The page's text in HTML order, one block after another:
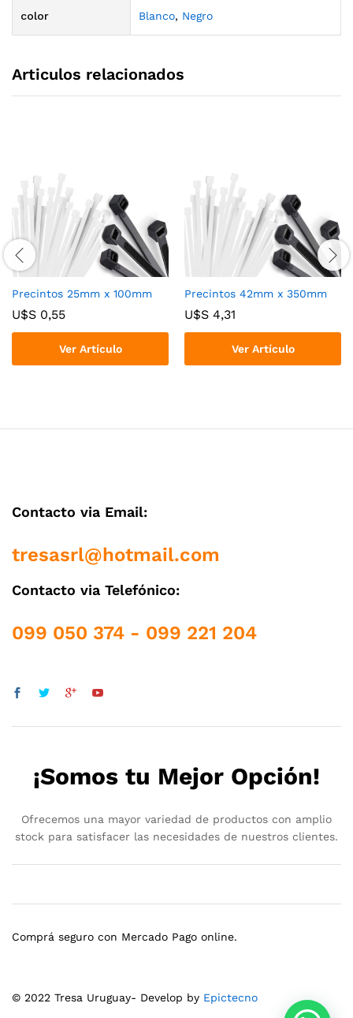
color Blanco, Negro
Articulos relacionados
Precintos 25mm x 100mm
U$S 0,55
Ver Artículo
Precintos 42mm x 350mm
U$S 4,31
Ver Artículo
Contacto via Email:
tresasrl@hotmail.com
Contacto via Telefónico:
099 050 374 - 099 221 204
¡Somos tu Mejor Opción!
Ofrecemos una mayor variedad de productos con amplio
stock para satisfacer las necesidades de nuestros clientes.
© 2022 Tresa Uruguay- Develop by Epictecno
Comprá seguro con Mercado Pago online.